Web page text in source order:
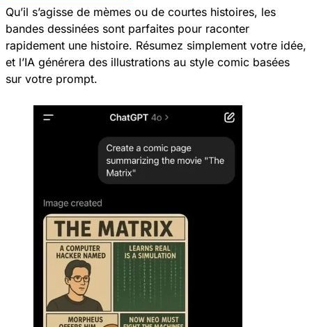
Qu’il s’agisse de mèmes ou de courtes histoires, les
bandes dessinées sont parfaites pour raconter
rapidement une histoire. Résumez simplement votre idée,
et l’IA générera des illustrations au style comic basées
sur votre prompt.